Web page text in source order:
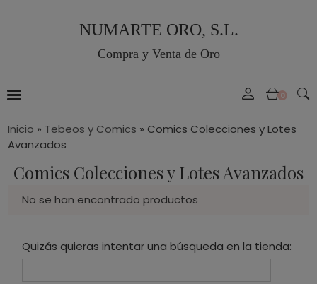
NUMARTE ORO, S.L.
Compra y Venta de Oro
0
Inicio » Tebeos y Comics » Comics Colecciones y Lotes
Avanzados
Comics Colecciones y Lotes Avanzados
No se han encontrado productos
Quizás quieras intentar una búsqueda en la tienda: